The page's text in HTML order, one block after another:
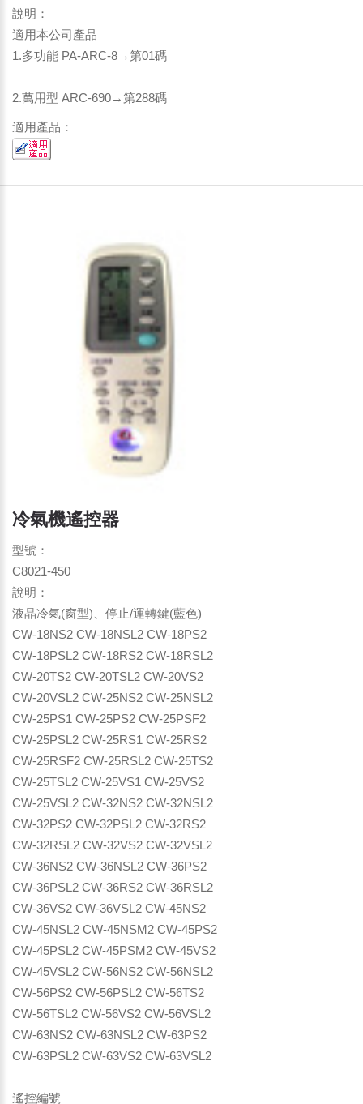
說明：
適用本公司產品
1.多功能 PA-ARC-8→第01碼
2.萬用型 ARC-690→第288碼
適用產品：
冷氣機遙控器
型號：
C8021-450
說明：
液晶冷氣(窗型)、停止/運轉鍵(藍色)
CW-18NS2 CW-18NSL2 CW-18PS2
CW-18PSL2 CW-18RS2 CW-18RSL2
CW-20TS2 CW-20TSL2 CW-20VS2
CW-20VSL2 CW-25NS2 CW-25NSL2
CW-25PS1 CW-25PS2 CW-25PSF2
CW-25PSL2 CW-25RS1 CW-25RS2
CW-25RSF2 CW-25RSL2 CW-25TS2
CW-25TSL2 CW-25VS1 CW-25VS2
CW-25VSL2 CW-32NS2 CW-32NSL2
CW-32PS2 CW-32PSL2 CW-32RS2
CW-32RSL2 CW-32VS2 CW-32VSL2
CW-36NS2 CW-36NSL2 CW-36PS2
CW-36PSL2 CW-36RS2 CW-36RSL2
CW-36VS2 CW-36VSL2 CW-45NS2
CW-45NSL2 CW-45NSM2 CW-45PS2
CW-45PSL2 CW-45PSM2 CW-45VS2
CW-45VSL2 CW-56NS2 CW-56NSL2
CW-56PS2 CW-56PSL2 CW-56TS2
CW-56TSL2 CW-56VS2 CW-56VSL2
CW-63NS2 CW-63NSL2 CW-63PS2
CW-63PSL2 CW-63VS2 CW-63VSL2
遙控編號